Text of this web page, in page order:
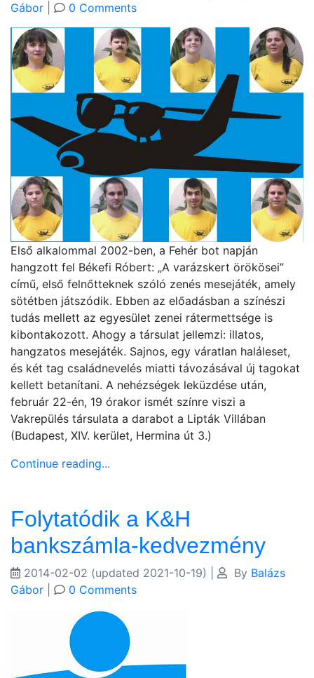
Gábor
0 Comments
Első alkalommal 2002-ben, a Fehér bot napján
hangzott fel Békefi Róbert: „A varázskert örökösei”
című, első felnőtteknek szóló zenés mesejáték, amely
sötétben játszódik. Ebben az előadásban a színészi
tudás mellett az egyesület zenei rátermettsége is
kibontakozott. Ahogy a társulat jellemzi: illatos,
hangzatos mesejáték. Sajnos, egy váratlan haláleset,
és két tag családnevelés miatti távozásával új tagokat
kellett betanítani. A nehézségek leküzdése után,
február 22-én, 19 órakor ismét színre viszi a
Vakrepülés társulata a darabot a Lipták Villában
(Budapest, XIV. kerület, Hermina út 3.)
Continue reading...
Folytatódik a K&H
bankszámla-kedvezmény
2014-02-02 (updated 2021-10-19) By Balázs
Gábor
0 Comments